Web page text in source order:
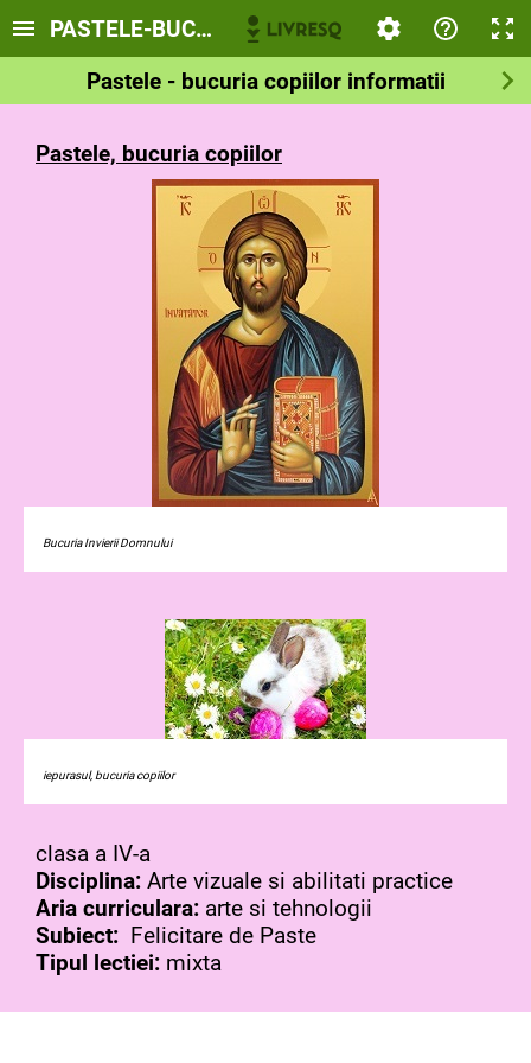
PASTELE-BUCURIA COPIILOR
Pastele - bucuria copiilor informatii
Pastele, bucuria copiilor
Bucuria Invierii Domnului
iepurasul, bucuria copiilor
clasa a IV-a
Disciplina: Arte vizuale si abilitati practice
Aria curriculara: arte si tehnologii
Subiect: Felicitare de Paste
Tipul lectiei: mixta